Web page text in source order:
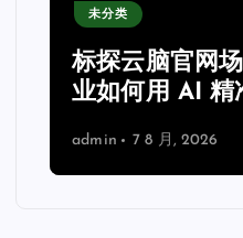
未分类
标探云脑官网
业如何用 AI 精
admin 7 8 月, 2026